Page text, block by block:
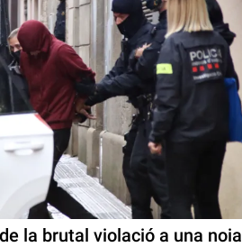
la brutal violació a una noia